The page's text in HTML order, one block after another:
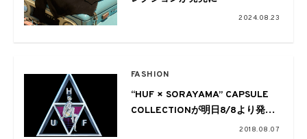
2024.08.23
FASHION
“HUF × SORAYAMA” CAPSULE
COLLECTIONが明日8/8より発売
2018.08.07